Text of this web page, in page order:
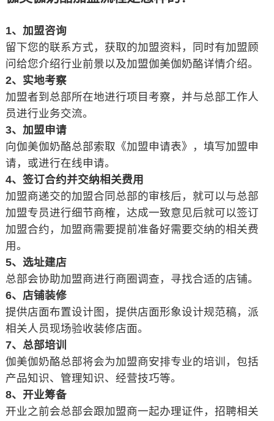
1、加盟咨询
留下您的联系方式，获取的加盟资料，同时有加盟顾
问给您介绍行业前景以及加盟伽美伽奶酪详情介绍。
2、实地考察
加盟者到总部所在地进行项目考察，并与总部工作人
员进行业务交流。
3、加盟申请
向伽美伽奶酪总部索取《加盟申请表》，填写加盟申
请，或进行在线申请。
4、签订合约并交纳相关费用
加盟商递交的加盟合同总部的审核后，就可以与总部
加盟专员进行细节商榷，达成一致意见后就可以签订
加盟合约，加盟商需要提前准备好需要交纳的相关费
用。
5、选址建店
总部会协助加盟商进行商圈调查，寻找合适的店铺。
6、店铺装修
提供店面布置设计图，提供店面形象设计规范稿，派
相关人员现场验收装修店面。
7、总部培训
伽美伽奶酪总部将会为加盟商安排专业的培训，包括
产品知识、管理知识、经营技巧等。
8、开业筹备
开业之前会总部会跟加盟商一起办理证件，招聘相关